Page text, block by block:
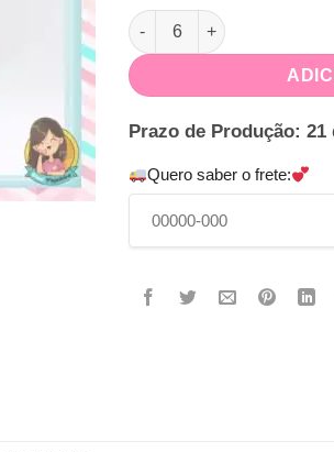
Caixa Flor Lol Surprise
Prazo de Produção:
Quero saber o frete: